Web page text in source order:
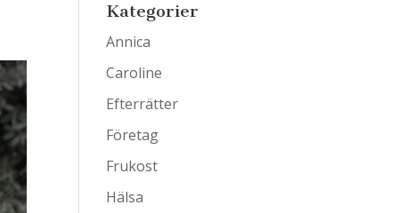
Kategorier
Annica
Caroline
Efterrätter
Företag
Frukost
Hälsa